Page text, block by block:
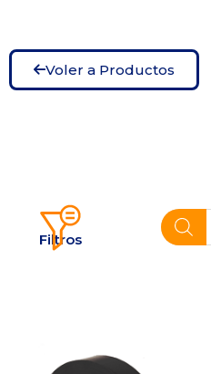
Voler a Productos
Filtros